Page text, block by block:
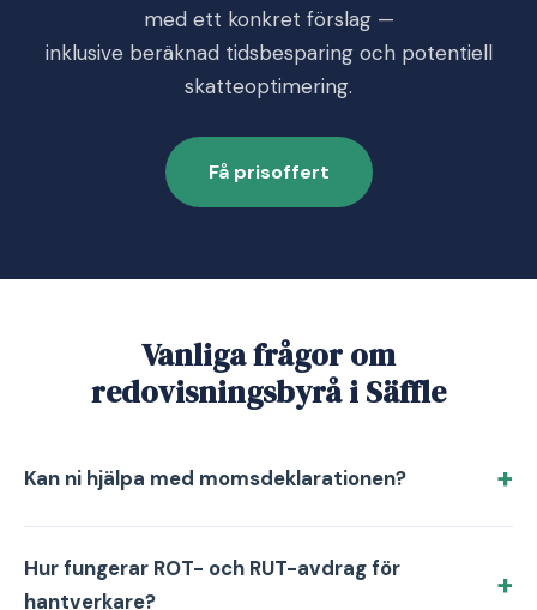
med ett konkret förslag —
inklusive beräknad tidsbesparing och potentiell
skatteoptimering.
Få prisoffert
Vanliga frågor om
redovisningsbyrå i Säffle
Kan ni hjälpa med momsdeklarationen?
Hur fungerar ROT- och RUT-avdrag för
hantverkare?